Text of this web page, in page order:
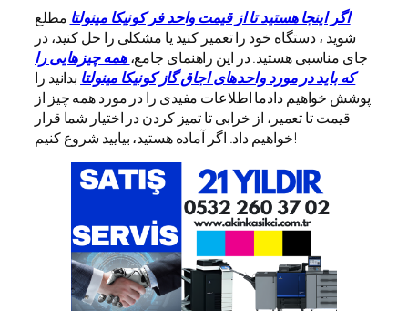
اگر اینجا هستید تا از قیمت واحد فر کونیکا مینولتا مطلع
شوید ، دستگاه خود را تعمیر کنید یا مشکلی را حل کنید، در
جای مناسبی هستید. در این راهنمای جامع،همه چیزهایی را
که باید در مورد واحدهای اجاق گاز کونیکا مینولتا بدانید را
پوشش خواهیم دادما اطلاعات مفیدی را در مورد همه چیز از
قیمت تا تعمیر، از خرابی تا تمیز کردن در اختیار شما قرار
خواهیم داد. اگر آماده هستید، بیایید شروع کنیم!